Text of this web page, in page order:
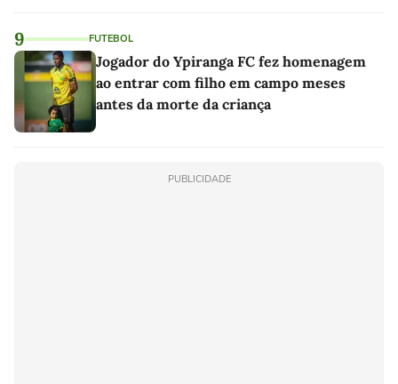
9 FUTEBOL
Jogador do Ypiranga FC fez homenagem
ao entrar com filho em campo meses
antes da morte da criança
PUBLICIDADE